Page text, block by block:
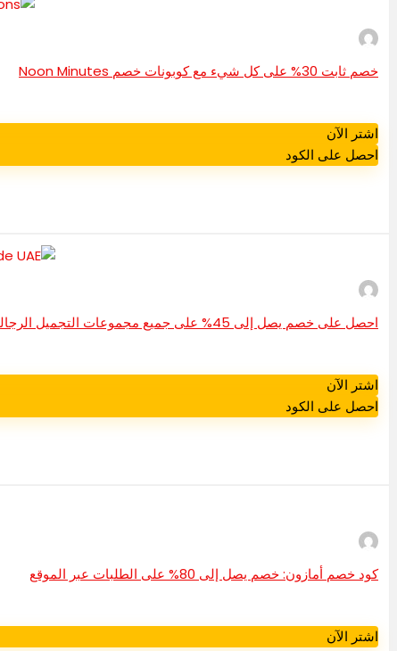
خصم ثابت 30% على كل شيء مع كوبونات خصم Noon Minutes
اشتر الآن
احصل على الكود
احصل على خصم يصل إلى 45% على جميع مجموعات التجميل الرجالية | كود خصم إيزيل بيوتي الإمارات العربية المتحدة
اشتر الآن
احصل على الكود
كود خصم أمازون: خصم يصل إلى 80% على الطلبات عبر الموقع
اشتر الآن